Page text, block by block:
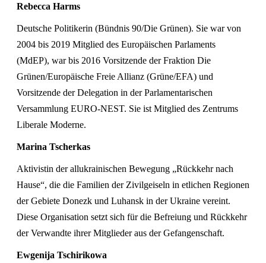
Rebecca Harms
Deutsche Politikerin (Bündnis 90/Die Grünen). Sie war von
2004 bis 2019 Mitglied des Europäischen Parlaments
(MdEP), war bis 2016 Vorsitzende der Fraktion Die
Grünen/Europäische Freie Allianz (Grüne/EFA) und
Vorsitzende der Delegation in der Parlamentarischen
Versammlung EURO-NEST. Sie ist Mitglied des Zentrums
Liberale Moderne.
Marina Tscherkas
Aktivistin der allukrainischen Bewegung „Rückkehr nach
Hause“, die die Familien der Zivilgeiseln in etlichen Regionen
der Gebiete Donezk und Luhansk in der Ukraine vereint.
Diese Organisation setzt sich für die Befreiung und Rückkehr
der Verwandte ihrer Mitglieder aus der Gefangenschaft.
Ewgenija Tschirikowa